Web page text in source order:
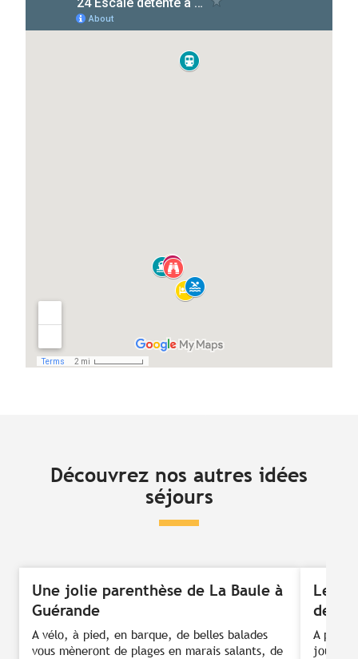
Découvrez nos autres idées
séjours
Une jolie parenthèse de La Baule à
Guérande
A vélo, à pied, en barque, de belles balades
vous mèneront de plages en marais salants, de
Le
de
A pied,
jours,